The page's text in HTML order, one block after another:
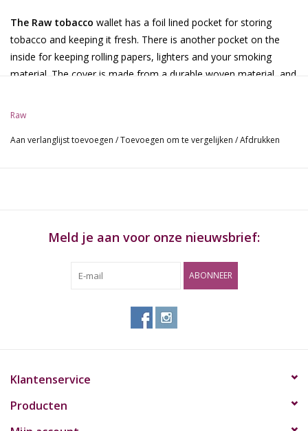
The Raw tobacco wallet has a foil lined pocket for storing
tobacco and keeping it fresh. There is another pocket on the
inside for keeping rolling papers, lighters and your smoking
material. The cover is made from a durable woven material, and
Raw
Aan verlanglijst toevoegen /Toevoegen om te vergelijken /Afdrukken
Meld je aan voor onze nieuwsbrief:
ABONNEER
Klantenservice
Producten